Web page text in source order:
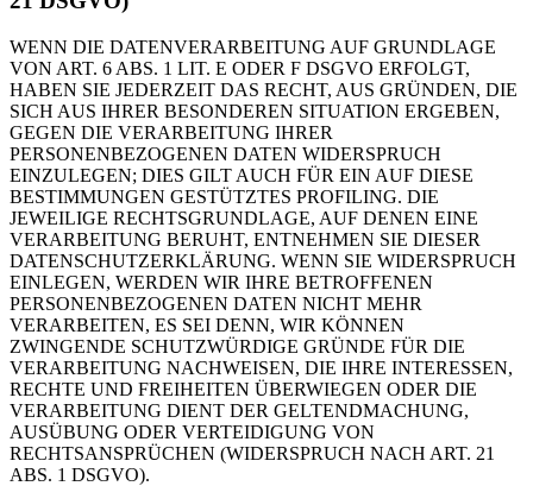
WENN DIE DATENVERARBEITUNG AUF GRUNDLAGE
VON ART. 6 ABS. 1 LIT. E ODER F DSGVO ERFOLGT,
HABEN SIE JEDERZEIT DAS RECHT, AUS GRÜNDEN, DIE
SICH AUS IHRER BESONDEREN SITUATION ERGEBEN,
GEGEN DIE VERARBEITUNG IHRER
PERSONENBEZOGENEN DATEN WIDERSPRUCH
EINZULEGEN; DIES GILT AUCH FÜR EIN AUF DIESE
BESTIMMUNGEN GESTÜTZTES PROFILING. DIE
JEWEILIGE RECHTSGRUNDLAGE, AUF DENEN EINE
VERARBEITUNG BERUHT, ENTNEHMEN SIE DIESER
DATENSCHUTZERKLÄRUNG. WENN SIE WIDERSPRUCH
EINLEGEN, WERDEN WIR IHRE BETROFFENEN
PERSONENBEZOGENEN DATEN NICHT MEHR
VERARBEITEN, ES SEI DENN, WIR KÖNNEN
ZWINGENDE SCHUTZWÜRDIGE GRÜNDE FÜR DIE
VERARBEITUNG NACHWEISEN, DIE IHRE INTERESSEN,
RECHTE UND FREIHEITEN ÜBERWIEGEN ODER DIE
VERARBEITUNG DIENT DER GELTENDMACHUNG,
AUSÜBUNG ODER VERTEIDIGUNG VON
RECHTSANSPRÜCHEN (WIDERSPRUCH NACH ART. 21
ABS. 1 DSGVO).